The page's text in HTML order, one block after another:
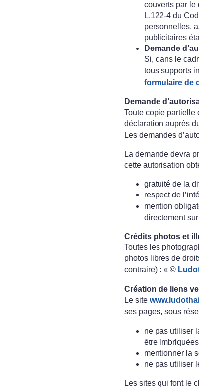
couverts par le
L.122-4 du
personnelles,
publicitaires
Demande
Si, dans le
tous supports
formulaire de
Demande
Toute copie partielle
déclaration auprès
Les demandes
La demande devra
cette autorisation
gratuité de la
respect de
mention
directement
Crédits photos et
Toutes les
photos libres de
contraire) : « ©
Création de liens
Le site
ses pages, sous
ne pas utiliser
être
mentionner la
ne pas utiliser
Les sites qui font le